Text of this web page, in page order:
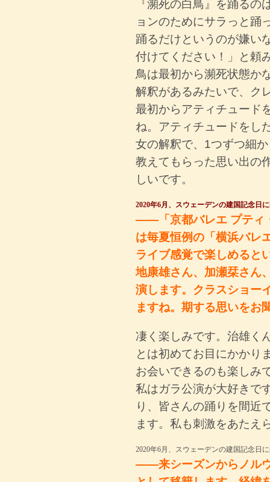
『瀕死の白鳥』を踊る
ョンのためにサラっと踊
踊るだけというのが嫌い
付けてください！」と頼
鳥は最初から瀕死状態か
解釈があるみたいで、ク
最初からアティチュード
ね。アティチュードをし
女の解釈で、1つずつ細
教えてもらった思い出の
しいです。
2020年6月、スウェーデンの建国記念日
――「京都バレエ プティ
は毎夏恒例の「横浜バレ
ライブ感覚で楽しめると
地康雄さん、加瀬栞さん
演します。クラスショー
ますね。期する思いをお
凄く楽しみです。治雄く
とは初めてお目にかかり
お会いできるのも楽しみ
私はガラ公演が大好きで
り、皆さんの踊りを間近
ます。私も刺激をあたえ
2020年6月、スウェーデンの建国記念日
――来シーズンからノル